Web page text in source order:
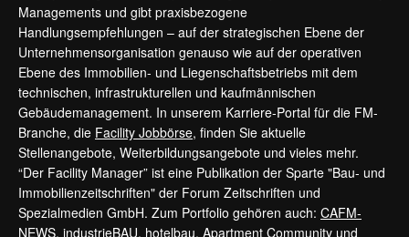
Managements und gibt praxisbezogene
Handlungsempfehlungen – auf der strategischen Ebene der
Unternehmensorganisation genauso wie auf der operativen
Ebene des Immobilien- und Liegenschaftsbetriebs mit dem
technischen, infrastrukturellen und kaufmännischen
Gebäudemanagement. In unserem Karriere-Portal für die FM-
Branche, die Facility Jobbörse, finden Sie aktuelle
Stellenangebote, Weiterbildungsangebote und vieles mehr.
“Der Facility Manager” ist eine Publikation der Sparte "Bau- und
Immobilienzeitschriften" der Forum Zeitschriften und
Spezialmedien GmbH. Zum Portfolio gehören auch: CAFM-
NEWS, industrieBAU, hotelbau, Apartment Community und